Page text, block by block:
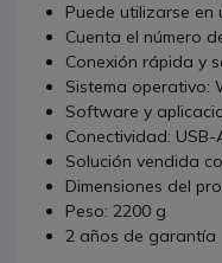
Puede utilizarse en
Cuenta el número
Conexión rápida y
Sistema operativo:
Software y
Conectividad: USB-
Solución vendida
Dimensiones del
Peso: 2200 g
2 años de garantía